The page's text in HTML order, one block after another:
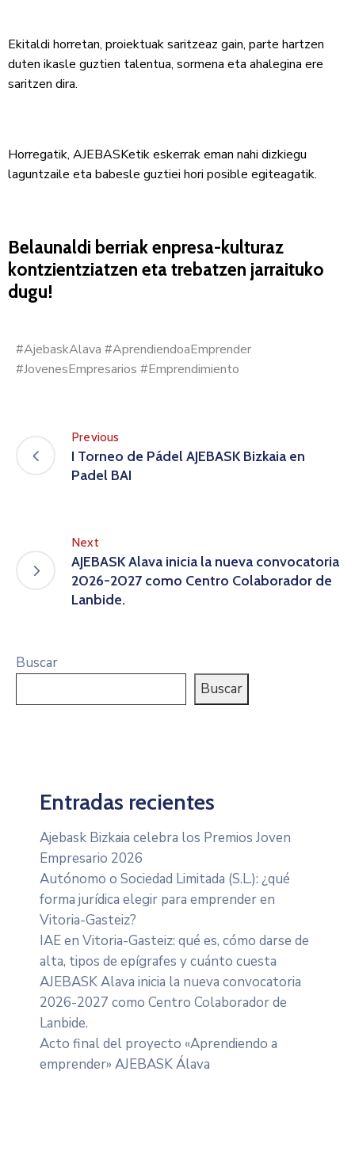
Ekitaldi horretan, proiektuak saritzeaz gain, parte hartzen
duten ikasle guztien talentua, sormena eta ahalegina ere
saritzen dira.
Horregatik, AJEBASKetik eskerrak eman nahi dizkiegu
laguntzaile eta babesle guztiei hori posible egiteagatik.
Belaunaldi berriak enpresa-kulturaz
kontzientziatzen eta trebatzen jarraituko
dugu!
#AjebaskAlava #AprendiendoaEmprender
#JovenesEmpresarios #Emprendimiento
Previous
I Torneo de Pádel AJEBASK Bizkaia en
Padel BAI
Next
AJEBASK Alava inicia la nueva convocatoria
2026-2027 como Centro Colaborador de
Lanbide.
Buscar
Buscar
Entradas recientes
Ajebask Bizkaia celebra los Premios Joven
Empresario 2026
Autónomo o Sociedad Limitada (S.L.): ¿qué
forma jurídica elegir para emprender en
Vitoria-Gasteiz?
IAE en Vitoria-Gasteiz: qué es, cómo darse de
alta, tipos de epígrafes y cuánto cuesta
AJEBASK Alava inicia la nueva convocatoria
2026-2027 como Centro Colaborador de
Lanbide.
Acto final del proyecto «Aprendiendo a
emprender» AJEBASK Álava